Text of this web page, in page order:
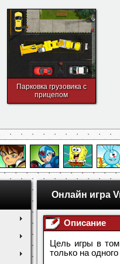
Парковка грузовика с
прицепом
Онлайн игра
Описание
Цель игры в
только на